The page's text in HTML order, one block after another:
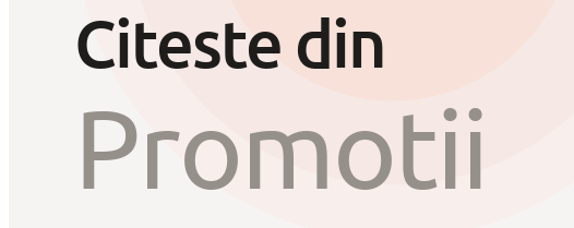
Citeste din
Promotii